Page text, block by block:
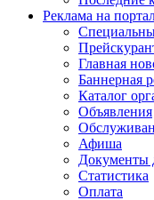
Реклама на
Главная
Баннерная
Каталог
Объявления
Афиша
Документы
Статистика
Оплата